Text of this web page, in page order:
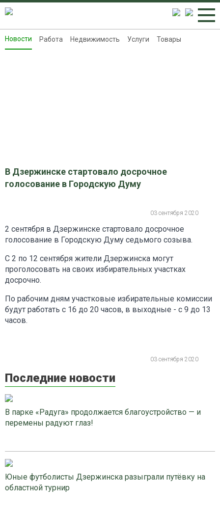
Новости
Новости Работа Недвижимость Услуги Товары
В Дзержинске стартовало досрочное
голосование в Городскую Думу
03 сентября 2020
2 сентября в Дзержинске стартовало досрочное
голосование в Городскую Думу седьмого созыва.
С 2 по 12 сентября жители Дзержинска могут
проголосовать на своих избирательных участках
досрочно.
По рабочим дням участковые избирательные комиссии
будут работать с 16 до 20 часов, в выходные - с 9 до 13
часов.
03 сентября 2020
Последние новости
В парке «Радуга» продолжается благоустройство — и
перемены радуют глаз!
Юные футболисты Дзержинска разыграли путёвку на
областной турнир